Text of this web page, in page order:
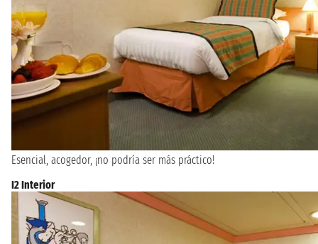
Esencial, acogedor, ¡no podría ser más práctico!
I2 Interior